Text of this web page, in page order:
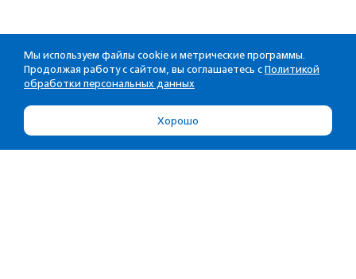
Мы используем файлы cookie и метрические программы.
Продолжая работу с сайтом, вы соглашаетесь с Политикой
обработки персональных данных
Хорошо